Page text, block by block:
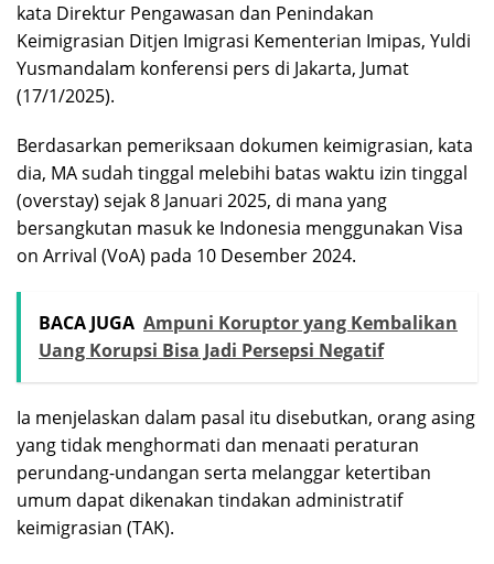
kata Direktur Pengawasan dan Penindakan
Keimigrasian Ditjen Imigrasi Kementerian Imipas, Yuldi
Yusmandalam konferensi pers di Jakarta, Jumat
(17/1/2025).
Berdasarkan pemeriksaan dokumen keimigrasian, kata
dia, MA sudah tinggal melebihi batas waktu izin tinggal
(overstay) sejak 8 Januari 2025, di mana yang
bersangkutan masuk ke Indonesia menggunakan Visa
on Arrival (VoA) pada 10 Desember 2024.
BACA JUGA Ampuni Koruptor yang Kembalikan
Uang Korupsi Bisa Jadi Persepsi Negatif
Ia menjelaskan dalam pasal itu disebutkan, orang asing
yang tidak menghormati dan menaati peraturan
perundang-undangan serta melanggar ketertiban
umum dapat dikenakan tindakan administratif
keimigrasian (TAK).